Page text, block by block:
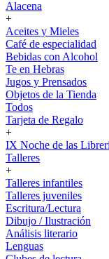
Alacena
+
Aceites y Mieles
Café de especialidad
Bebidas con Alcohol
Te en Hebras
Jugos y Prensados
Objetos de la Tienda
Todos
Tarjeta de Regalo
+
IX Noche de las
Talleres
+
Talleres infantiles
Talleres juveniles
Escritura/Lectura
Dibujo / Ilustración
Análisis literario
Lenguas